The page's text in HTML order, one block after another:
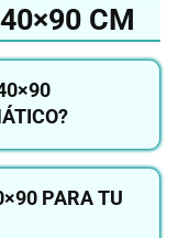
CM
PARA TU